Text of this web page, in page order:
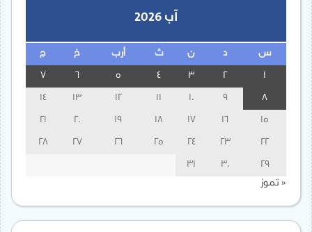
آب 2026
س ن ث أرب خ ج
3
13
14
15
16
17
18
19
20
21
22
23
24
25
26
27
28
29
30
31
« تموز